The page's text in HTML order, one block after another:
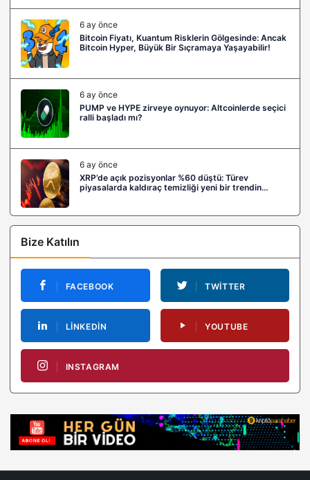
6 ay önce
Bitcoin Fiyatı, Kuantum Risklerin Gölgesinde: Ancak
Bitcoin Hyper, Büyük Bir Sıçramaya Yaşayabilir!
6 ay önce
PUMP ve HYPE zirveye oynuyor: Altcoinlerde seçici
ralli başladı mı?
6 ay önce
XRP’de açık pozisyonlar %60 düştü: Türev
piyasalarda kaldıraç temizliği yeni bir trendin
Bize Katılın
FACEBOOK TWITTER
LINKEDIN YOUTUBE
INSTAGRAM